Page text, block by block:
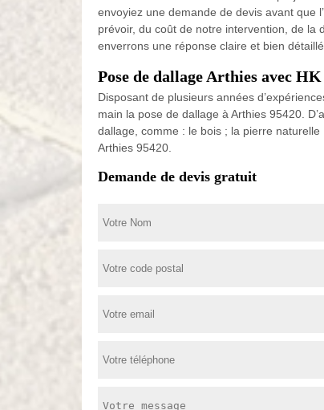
envoyiez une demande de devis avant que
prévoir, du coût de notre intervention, de la
enverrons une réponse claire et bien
Pose de dallage Arthies avec
Disposant de plusieurs années
main la pose de dallage à Arthies 95420.
dallage, comme : le bois ; la pierre
Arthies 95420.
Demande de devis gratuit